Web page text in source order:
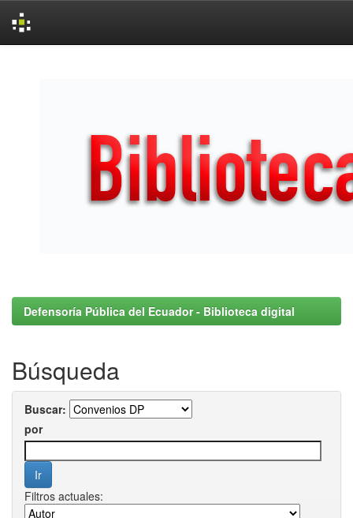
Defensoría Pública del Ecuador - Biblioteca digital
Búsqueda
Buscar:
por
Filtros actuales: